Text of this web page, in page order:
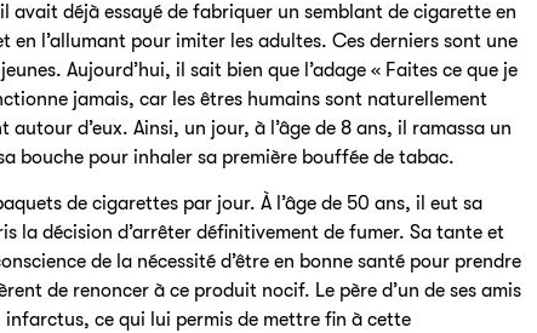
avait déjà essayé de fabriquer un semblant de cigarette en
en l’allumant pour imiter les adultes. Ces derniers sont une
Aujourd’hui, il sait bien que l’adage « Faites ce que je
jamais, car les êtres humains sont naturellement
autour d’eux. Ainsi, un jour, à l’âge de 8 ans, il ramassa un
bouche pour inhaler sa première bouffée de tabac.
de cigarettes par jour. À l’âge de 50 ans, il eut sa
la décision d’arrêter définitivement de fumer. Sa tante et
de la nécessité d’être en bonne santé pour prendre
de renoncer à ce produit nocif. Le père d’un de ses amis
infarctus, ce qui lui permis de mettre fin à cette